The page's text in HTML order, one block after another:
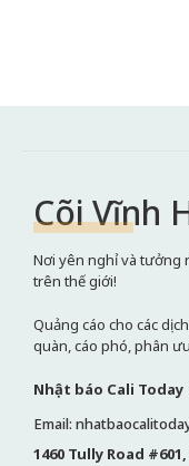
Cõi Vĩnh
Nơi yên nghỉ và tưởng
trên thế giới!
Quảng cáo cho các
quàn, cáo phó, phân
Nhật báo Cali Today
Email:
1460 Tully Road #601,